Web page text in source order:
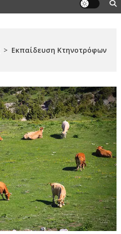
> Εκπαίδευση Κτηνοτρόφων